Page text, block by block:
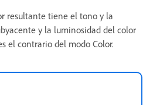
resultante tiene el tono y la
y la luminosidad del color
el contrario del modo Color.